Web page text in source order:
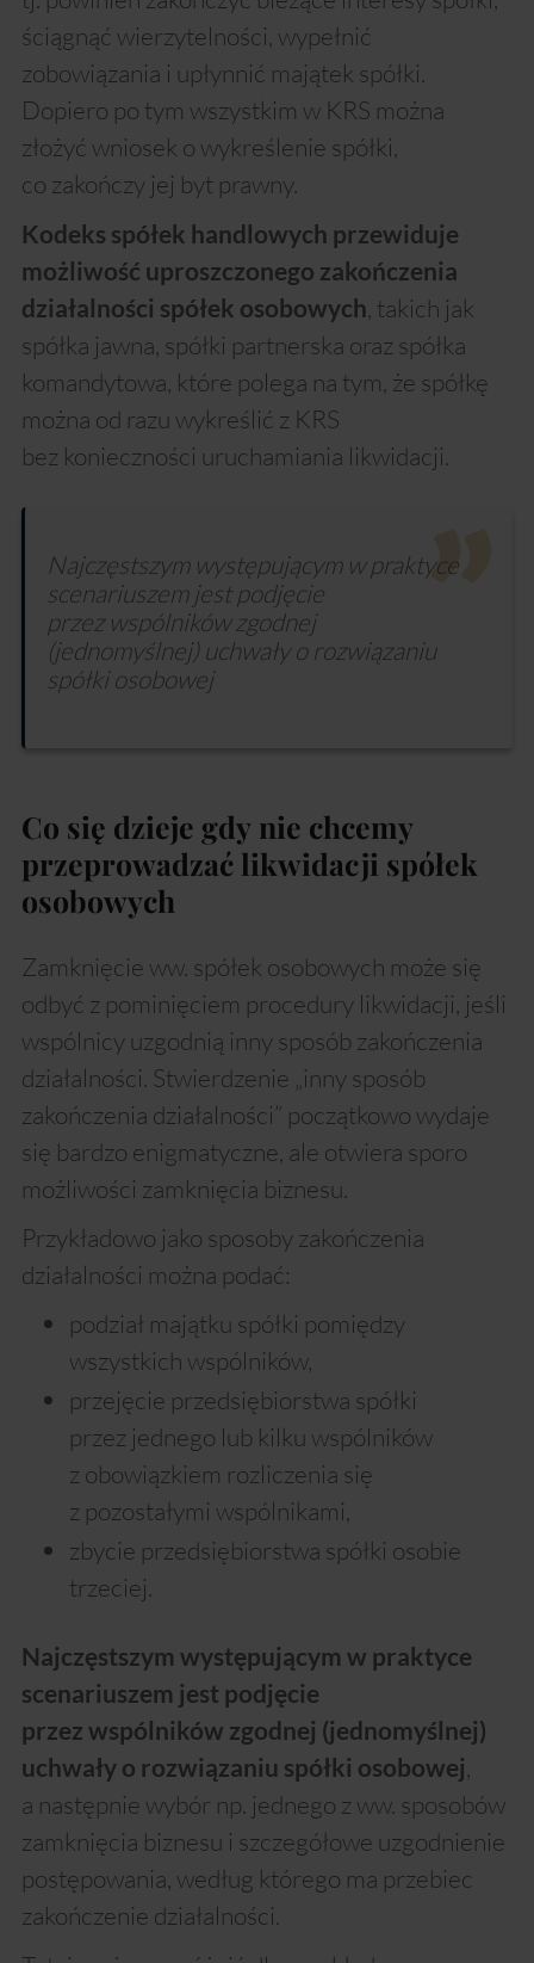
ściągnąć wierzytelności, wypełnić
zobowiązania i upłynnić majątek spółki.
Dopiero po tym wszystkim w KRS można
złożyć wniosek o wykreślenie spółki,
co zakończy jej byt prawny.
Kodeks spółek handlowych przewiduje
możliwość uproszczonego zakończenia
działalności spółek osobowych, takich jak
spółka jawna, spółki partnerska oraz spółka
komandytowa, które polega na tym, że spółkę
można od razu wykreślić z KRS
bez konieczności uruchamiania likwidacji.
Najczęstszym występującym w praktyce
scenariuszem jest podjęcie
przez wspólników zgodnej
(jednomyślnej) uchwały o rozwiązaniu
spółki osobowej
Co się dzieje gdy nie chcemy
przeprowadzać likwidacji spółek
osobowych
Zamknięcie ww. spółek osobowych może się
odbyć z pominięciem procedury likwidacji, jeśli
wspólnicy uzgodnią inny sposób zakończenia
działalności. Stwierdzenie „inny sposób
zakończenia działalności” początkowo wydaje
się bardzo enigmatyczne, ale otwiera sporo
możliwości zamknięcia biznesu.
Przykładowo jako sposoby zakończenia
działalności można podać:
podział majątku spółki pomiędzy
wszystkich wspólników,
przejęcie przedsiębiorstwa spółki
przez jednego lub kilku wspólników
z obowiązkiem rozliczenia się
z pozostałymi wspólnikami,
zbycie przedsiębiorstwa spółki osobie
trzeciej.
Najczęstszym występującym w praktyce
scenariuszem jest podjęcie
przez wspólników zgodnej (jednomyślnej)
uchwały o rozwiązaniu spółki osobowej,
a następnie wybór np. jednego z ww. sposobów
zamknięcia biznesu i szczegółowe uzgodnienie
postępowania, według którego ma przebiec
zakończenie działalności.